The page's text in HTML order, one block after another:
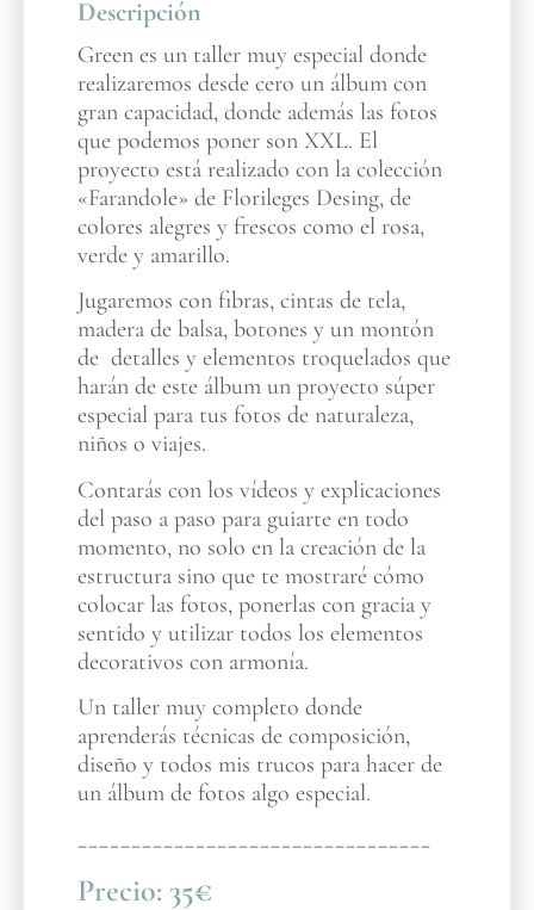
Descripción
Green es un taller muy especial donde
realizaremos desde cero un álbum con
gran capacidad, donde además las fotos
que podemos poner son XXL. El
proyecto está realizado con la colección
«Farandole» de Florileges Desing, de
colores alegres y frescos como el rosa,
verde y amarillo.
Jugaremos con fibras, cintas de tela,
madera de balsa, botones y un montón
de detalles y elementos troquelados que
harán de este álbum un proyecto súper
especial para tus fotos de naturaleza,
niños o viajes.
Contarás con los vídeos y explicaciones
del paso a paso para guiarte en todo
momento, no solo en la creación de la
estructura sino que te mostraré cómo
colocar las fotos, ponerlas con gracia y
sentido y utilizar todos los elementos
decorativos con armonía.
Un taller muy completo donde
aprenderás técnicas de composición,
diseño y todos mis trucos para hacer de
un álbum de fotos algo especial.
_________________________________
Precio: 35€